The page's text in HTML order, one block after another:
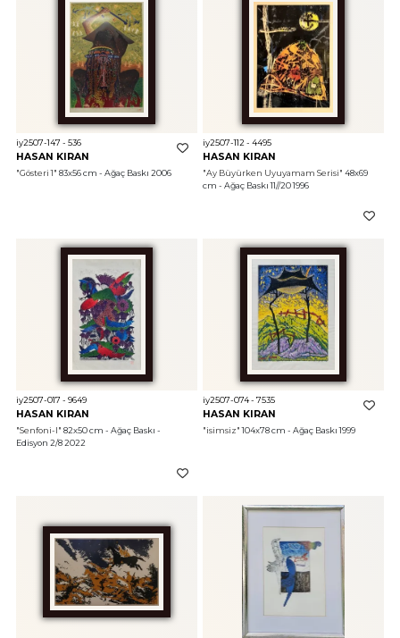
iy2507-147 - 536
HASAN KIRAN
"Gösteri 1" 83x56 cm - Ağaç Baskı 2006
iy2507-112 - 4495
HASAN KIRAN
"Ay Büyürken Uyuyamam Serisi" 48x69
cm - Ağaç Baskı 11//20 1996
iy2507-017 - 9649
HASAN KIRAN
"Senfoni-I" 82x50 cm - Ağaç Baskı -
Edisyon 2/8 2022
iy2507-074 - 7535
HASAN KIRAN
"isimsiz" 104x78 cm - Ağaç Baskı 1999